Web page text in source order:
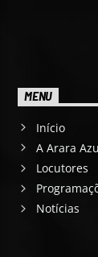
MENU
Início
A Arara
Locutores
Notícias